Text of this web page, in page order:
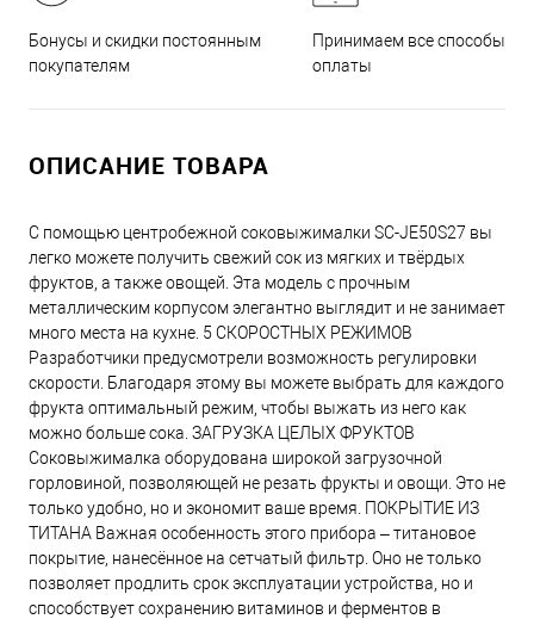
Бонусы и скидки постоянным
покупателям
Принимаем все способы
оплаты
ОПИСАНИЕ ТОВАРА
С помощью центробежной соковыжималки SC-JE50S27 вы
легко можете получить свежий сок из мягких и твёрдых
фруктов, а также овощей. Эта модель с прочным
металлическим корпусом элегантно выглядит и не занимает
много места на кухне. 5 СКОРОСТНЫХ РЕЖИМОВ
Разработчики предусмотрели возможность регулировки
скорости. Благодаря этому вы можете выбрать для каждого
фрукта оптимальный режим, чтобы выжать из него как
можно больше сока. ЗАГРУЗКА ЦЕЛЫХ ФРУКТОВ
Соковыжималка оборудована широкой загрузочной
горловиной, позволяющей не резать фрукты и овощи. Это не
только удобно, но и экономит ваше время. ПОКРЫТИЕ ИЗ
ТИТАНА Важная особенность этого прибора – титановое
покрытие, нанесённое на сетчатый фильтр. Оно не только
позволяет продлить срок эксплуатации устройства, но и
способствует сохранению витаминов и ферментов в